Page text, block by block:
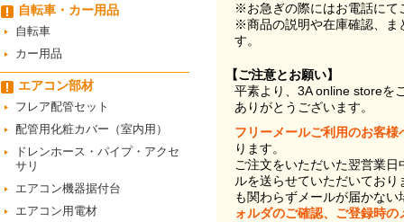
自転車・カー用品
自転車
カー用品
エアコン部材
フレア配管セット
配管用化粧カバー（室内用）
ドレンホース・パイプ・アクセ
サリ
エアコン機器据付台
エアコン用電材
※お急ぎの際にはお電話にて
※商品の説明や在庫確認、ま
す。
【ご注意とお願い】
平素より、3A online storeを
ありがとうございます。
フリーメールご利用のお客様
ります。
ご注文をいただいた翌営業
ルを送らせていただいてお
も関わらずメールが届かない
ォルダのご確認、ご登録時